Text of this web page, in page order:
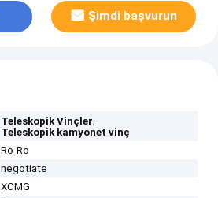
Şimdi başvurun
Teleskopik Vinçler,
Teleskopik kamyonet vinç
Ro-Ro
negotiate
XCMG